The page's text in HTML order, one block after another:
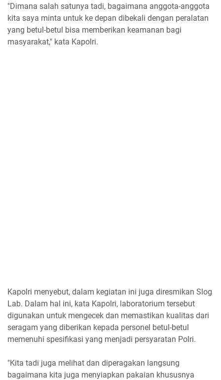
"Dimana salah satunya tadi, bagaimana anggota-anggota
kita saya minta untuk ke depan dibekali dengan peralatan
yang betul-betul bisa memberikan keamanan bagi
masyarakat," kata Kapolri.
Kapolri menyebut, dalam kegiatan ini juga diresmikan Slog
Lab. Dalam hal ini, kata Kapolri, laboratorium tersebut
digunakan untuk mengecek dan memastikan kualitas dari
seragam yang diberikan kepada personel betul-betul
memenuhi spesifikasi yang menjadi persyaratan Polri.
"Kita tadi juga melihat dan diperagakan langsung
bagaimana kita juga menyiapkan pakaian khususnya